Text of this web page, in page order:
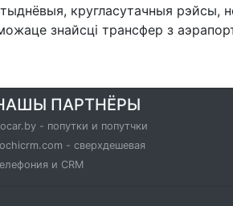
кругласутачныя рэйсы,
знайсці трансфер з
ПАРТНЁРЫ
- попутки и попутчки
- сверхдешевая
и CRM